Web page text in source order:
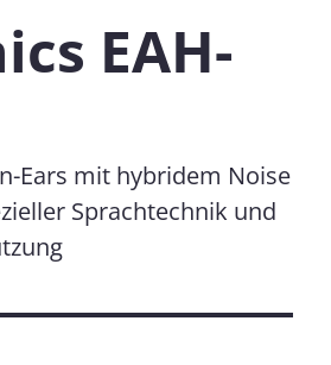
EAH-
Ears mit hybridem Noise
Sprachtechnik und